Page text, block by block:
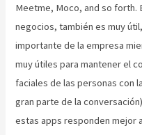
Meetme, Moco, and so forth.
negocios, también es muy
importante de la empresa
muy útiles para mantener el
faciales de las personas con
gran parte de la
estas apps responden mejor